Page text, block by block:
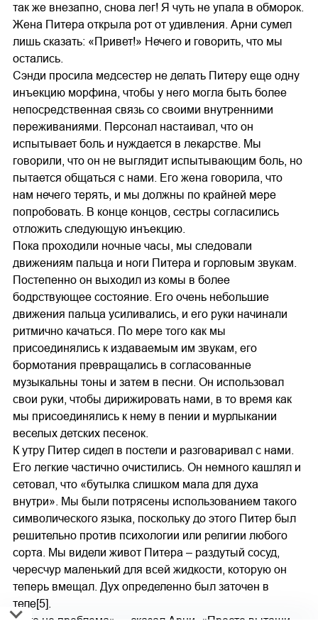
так же внезапно, снова лег! Я чуть не упала в обморок.
Жена Питера открыла рот от удивления. Арни сумел
лишь сказать: «Привет!» Нечего и говорить, что мы
остались.
Сэнди просила медсестер не делать Питеру еще одну
инъекцию морфина, чтобы у него могла быть более
непосредственная связь со своими внутренними
переживаниями. Персонал настаивал, что он
испытывает боль и нуждается в лекарстве. Мы
говорили, что он не выглядит испытывающим боль, но
пытается общаться с нами. Его жена говорила, что
нам нечего терять, и мы должны по крайней мере
попробовать. В конце концов, сестры согласились
отложить следующую инъекцию.
Пока проходили ночные часы, мы следовали
движениям пальца и ноги Питера и горловым звукам.
Постепенно он выходил из комы в более
бодрствующее состояние. Его очень небольшие
движения пальца усиливались, и его руки начинали
ритмично качаться. По мере того как мы
присоединялись к издаваемым им звукам, его
бормотания превращались в согласованные
музыкальны тоны и затем в песни. Он использовал
свои руки, чтобы дирижировать нами, в то время как
мы присоединялись к нему в пении и мурлыкании
веселых детских песенок.
К утру Питер сидел в постели и разговаривал с нами.
Его легкие частично очистились. Он немного кашлял и
сетовал, что «бутылка слишком мала для духа
внутри». Мы были потрясены использованием такого
символического языка, поскольку до этого Питер был
решительно против психологии или религии любого
сорта. Мы видели живот Питера – раздутый сосуд,
чересчур маленький для всей жидкости, которую он
теперь вмещал. Дух определенно был заточен в
теле[5].